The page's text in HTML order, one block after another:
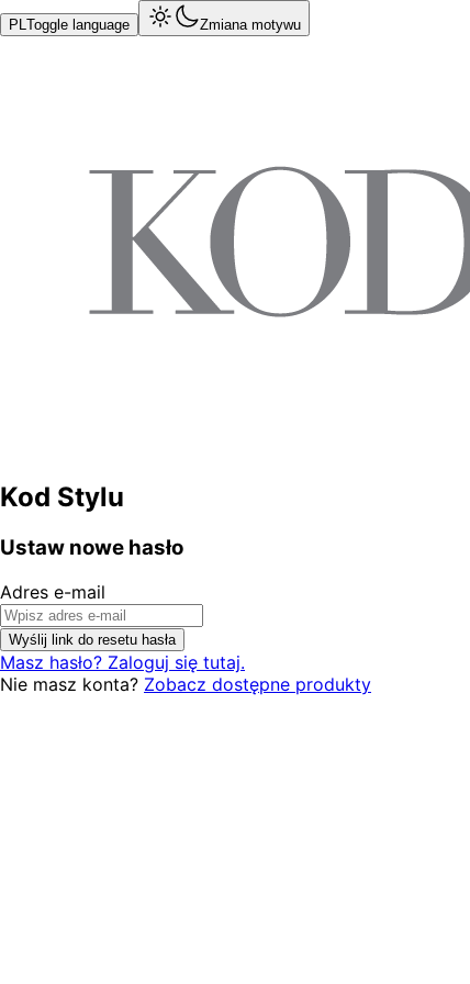
PLToggle language Zmiana motywu
Kod Stylu
Ustaw nowe hasło
Adres e-mail
Wyślij link do resetu hasła
Masz hasło? Zaloguj się tutaj.
Nie masz konta? Zobacz dostępne produkty